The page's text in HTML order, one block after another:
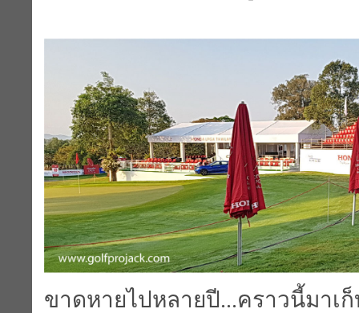
ขาดหายไปหลายปี...คราวนี้มาเ